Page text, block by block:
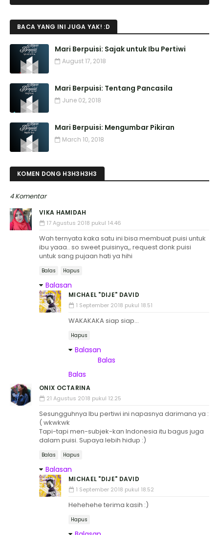
BACA YANG INI JUGA YAK! :D
Mari Berpuisi: Sajak untuk Ibu Pertiwi
August 17, 2018
Mari Berpuisi: Tentang Pancasila
June 02, 2018
Mari Berpuisi: Mengumbar Pikiran
March 10, 2018
KOMEN DONG H3H3H3H3
4 Komentar
VIKA HAMIDAH
17 Agustus 2018 pukul 14.46
Wah ternyata kaka satu ini bisa membuat puisi untuk
ibu yaaa.. so sweet puisinya,, request donk puisi
untuk sang pujaan hati ya hihi
Balas Hapus
Balasan
MICHAEL "DIJE" DAVID
1 September 2018 pukul 18.51
WAKAKAKA siap siap...
Hapus
Balasan
Balas
Balas
ONIX OCTARINA
21 Agustus 2018 pukul 12.25
Sesungguhnya Ibu pertiwi ini napasnya darimana ya :
( wkwkwk
Tapi-tapi men-subjek-kan Indonesia itu bagus juga
dalam puisi. Supaya lebih hidup :)
Balas Hapus
Balasan
MICHAEL "DIJE" DAVID
1 September 2018 pukul 18.52
Hehehehe terima kasih :)
Hapus